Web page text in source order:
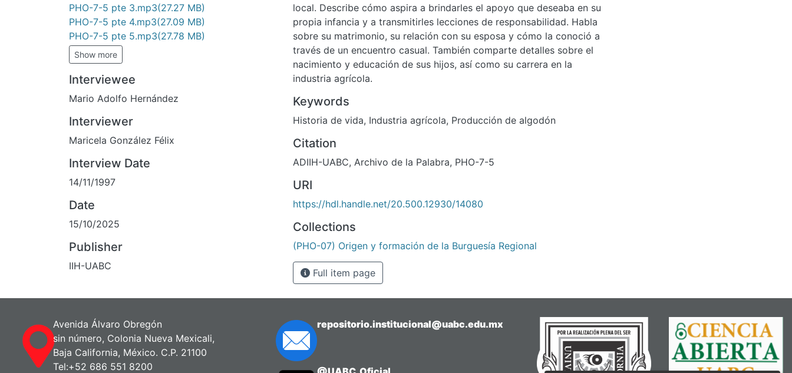
PHO-7-5 pte 3.mp3(27.27 MB)
PHO-7-5 pte 4.mp3(27.09 MB)
PHO-7-5 pte 5.mp3(27.78 MB)
Show more
Interviewee
Mario Adolfo Hernández
Interviewer
Maricela González Félix
Interview Date
14/11/1997
Date
15/10/2025
Publisher
IIH-UABC
local. Describe cómo aspira a brindarles el apoyo que deseaba en su
propia infancia y a transmitirles lecciones de responsabilidad. Habla
sobre su matrimonio, su relación con su esposa y cómo la conoció a
través de un encuentro casual. También comparte detalles sobre el
nacimiento y educación de sus hijos, así como su carrera en la
industria agrícola.
Keywords
Historia de vida, Industria agrícola, Producción de algodón
Citation
ADIIH-UABC, Archivo de la Palabra, PHO-7-5
URI
https://hdl.handle.net/20.500.12930/14080
Collections
(PHO-07) Origen y formación de la Burguesía Regional
Full item page
Avenida Álvaro Obregón
sin número, Colonia Nueva Mexicali,
Baja California, México. C.P. 21100
Tel:+52 686 551 8200
repositorio.institucional@uabc.edu.mx